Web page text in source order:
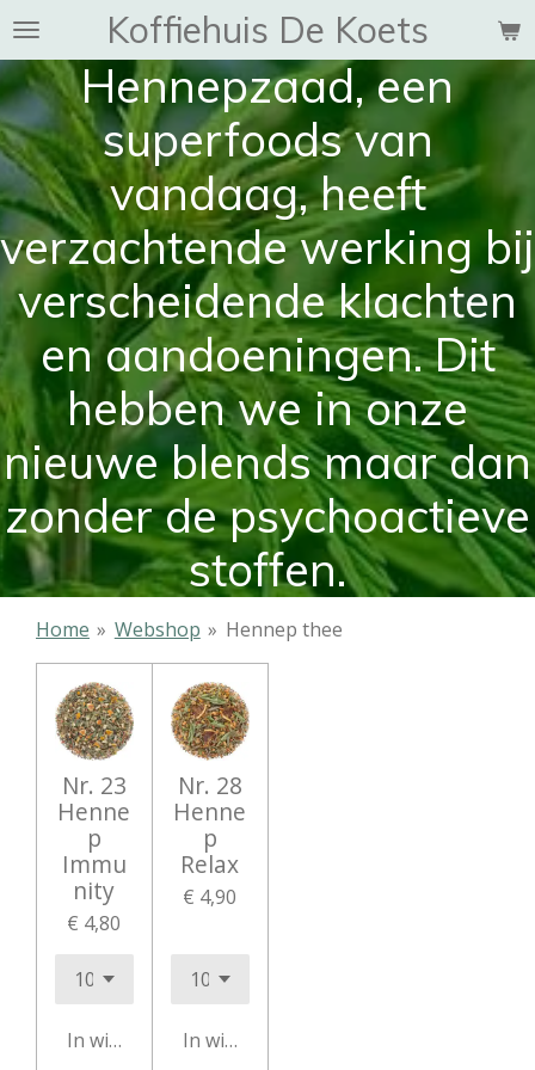
Ga
naar
de
hoofdinhoud
Koffiehuis De Koets
Hennepzaad, een
superfoods van
vandaag, heeft
verzachtende werking bij
verscheidende klachten
en aandoeningen. Dit
hebben we in onze
nieuwe blends maar dan
zonder de psychoactieve
stoffen.
Home » Webshop » Hennep thee
Nr. 23
Henne
p
Immu
nity
€ 4,80
In winkelwagen
Nr. 28
Henne
p
Relax
€ 4,90
In winkelwagen